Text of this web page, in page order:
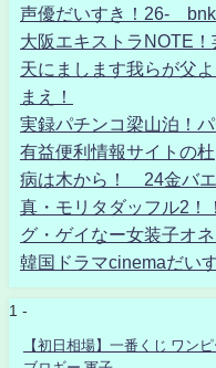
声優だいすき！26-
大阪エキストラNOTE！
天にまします我らが父
まえ！
実録パチンコ梁山泊！
有益便利情報サイトの杜
病は木から！ 24金バ
真・モリタダッフル2！
グ・ゲイなー女装子オ
韓国ドラマcinemaだい
1 -
【初日相場】一番くじ ワン